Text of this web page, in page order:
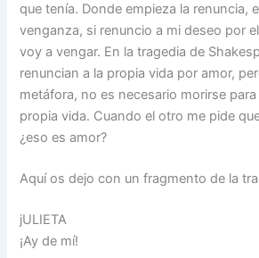
que tenía. Donde empieza la renuncia,
venganza, si renuncio a mi deseo por
voy a vengar. En la tragedia de
renuncian a la propia vida por amor,
metáfora, no es necesario morirse para
propia vida. Cuando el otro me pide
¿eso es amor?
Aquí os dejo con un fragmento de la
jULIETA
¡Ay de mí!